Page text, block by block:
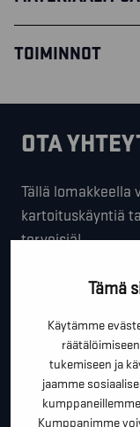
Tämä
Käytämme
tukemiseen ja
jaamme
Kumppanimme
TOIMINNOT
OTA
Tällä lomakkeella
kartoituskäyntiä
terveisiä!
" näyttää
ETUNIMI
PUHELINNUMERO